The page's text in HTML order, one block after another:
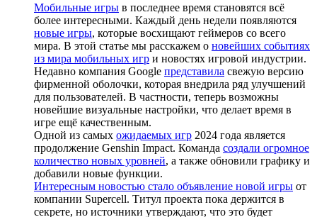
Мобильные игры в последнее время становятся всё
более интересными. Каждый день недели появляются
новые игры, которые восхищают геймеров со всего
мира. В этой статье мы расскажем о новейших событиях
из мира мобильных игр и новостях игровой индустрии.
Недавно компания Google представила свежую версию
фирменной оболочки, которая внедрила ряд улучшений
для пользователей. В частности, теперь возможны
новейшие визуальные настройки, что делает время в
игре ещё качественным.
Одной из самых ожидаемых игр 2024 года является
продолжение Genshin Impact. Команда создали огромное
количество новых уровней, а также обновили графику и
добавили новые функции.
Интересным новостью стало объявление новой игры от
компании Supercell. Титул проекта пока держится в
секрете, но источники утверждают, что это будет